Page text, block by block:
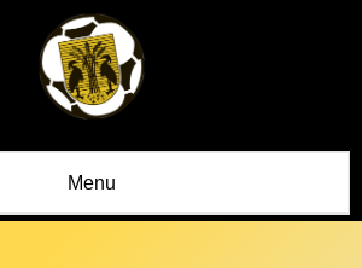
Menu